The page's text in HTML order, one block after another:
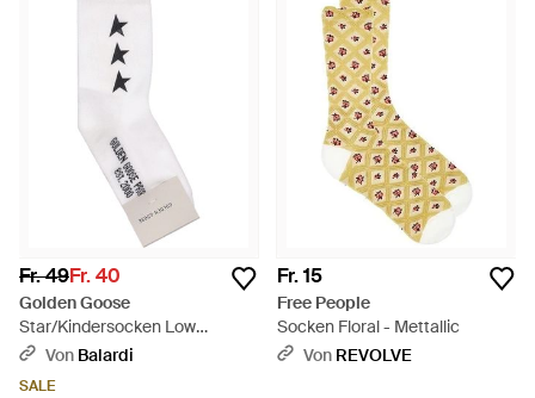
Fr. 49Fr. 40
Golden Goose
Star/Kindersocken Low
Rib/Seitensterne Poly bedruckt
Von Balardi
SALE
Fr. 15
Free People
Socken Floral - Mettallic
Von REVOLVE